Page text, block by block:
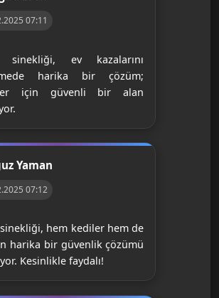
07:11
sinekliği, ev kazalarını
harika bir çözüm;
için güvenli bir alan
Yaman
07:12
hem kediler hem de
harika bir güvenlik çözümü
Kesinlikle faydalı!